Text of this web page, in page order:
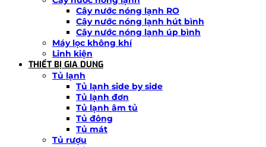
Cây nước nóng lạnh RO
Cây nước nóng lạnh hút bình
Cây nước nóng lạnh úp bình
Máy lọc không khí
Linh kiện
THIẾT BỊ GIA DỤNG
Tủ lạnh
Tủ lạnh side by side
Tủ lạnh đơn
Tủ lạnh âm tủ
Tủ đông
Tủ mát
Tủ rượu